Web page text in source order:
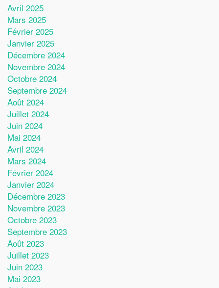
Avril 2025
Mars 2025
Février 2025
Janvier 2025
Décembre 2024
Novembre 2024
Octobre 2024
Septembre 2024
Août 2024
Juillet 2024
Juin 2024
Mai 2024
Avril 2024
Mars 2024
Février 2024
Janvier 2024
Décembre 2023
Novembre 2023
Octobre 2023
Septembre 2023
Août 2023
Juillet 2023
Juin 2023
Mai 2023